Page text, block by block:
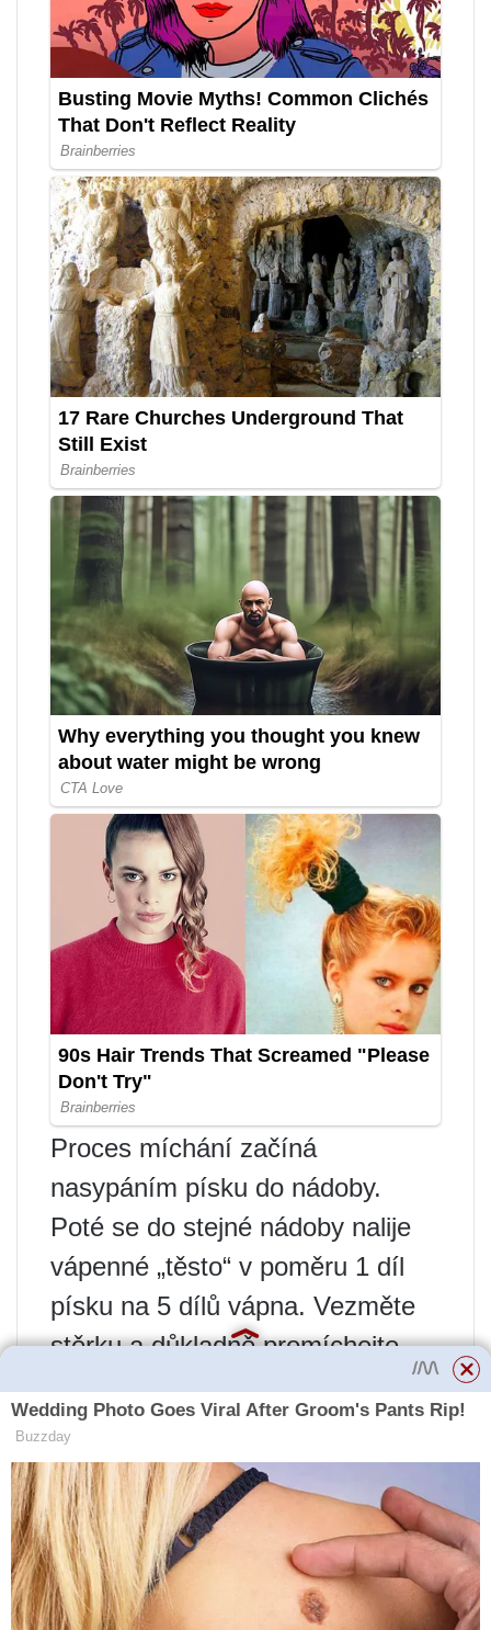
Proces míchání začíná
nasypáním písku do nádoby.
Poté se do stejné nádoby nalije
vápenné „těsto“ v poměru 1 díl
písku na 5 dílů vápna. Vezměte
stěrku a důkladně promíchejte
přísady, dokud se neobjeví
homogenní hmota. Poté můžete
postupně přilévat kapalinu,
nezapomeňte směs promíchat. V
důsledku toho by hmota měla
připomínat hustou zakysanou
smetanu.